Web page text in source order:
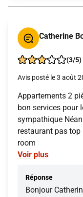
Catherine
(3/5)
Avis posté le 3 août
Appartements 2
bon services pour
sympathique
restaurant pas top
room
Voir plus
Réponse
Bonjour